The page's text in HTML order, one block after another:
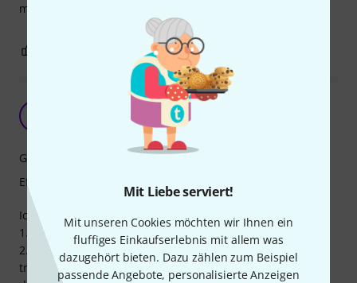
Mit Liebe serviert!
Mit unseren Cookies möchten wir Ihnen ein
fluffiges Einkaufserlebnis mit allem was
dazugehört bieten. Dazu zählen zum Beispiel
passende Angebote, personalisierte Anzeigen
muss ist dieses Fluid die optimale Lösung!
BEWERTUNG MELDEN
Nicht Überzeugent
Equalized 20.09.2020
Ich habe mir 10l davon bestellt.
1. Es stinkt unheimlich.
2. Es verdamft nicht richtig. Was zum Nachteil führt das
tröpfchen aus der nebelmaschine kommen. Und alles um
Geruchsentwicklung
Effizienz